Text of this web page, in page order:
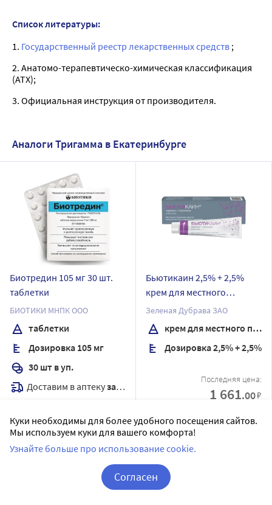
Список литературы:
1. Государственный реестр лекарственных средств ;
2. Анатомо-терапевтическо-химическая классификация
(ATX);
3. Официальная инструкция от производителя.
Аналоги Тригамма в Екатеринбурге
Биотредин 105 мг 30 шт.
таблетки
БИОТИКИ МНПК ООО
таблетки
Дозировка 105 мг
30 шт в уп.
Доставим в аптекузавтра
Цена: 322.35 15
274
Бьютикаин 2,5% + 2,5%
крем для местного
применения для
наружного применения
100 гр
Зеленая Дубрава ЗАО
крем для местного применения
Дозировка 2,5% + 2,5%
Последняя цена:
1 661.00₽
Сообщить о поступлении
Куки необходимы для более удобного посещения сайтов.
Мы используем куки для вашего комфорта!
Узнайте больше про использование cookie.
Согласен